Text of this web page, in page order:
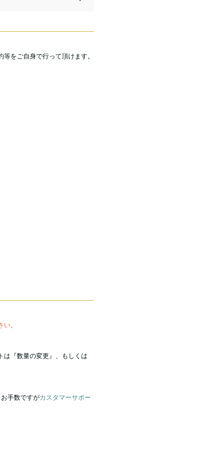
をご自身で行って頂けます。
。
は『数量の変更』、もしくは
手数ですがカスタマーサポー